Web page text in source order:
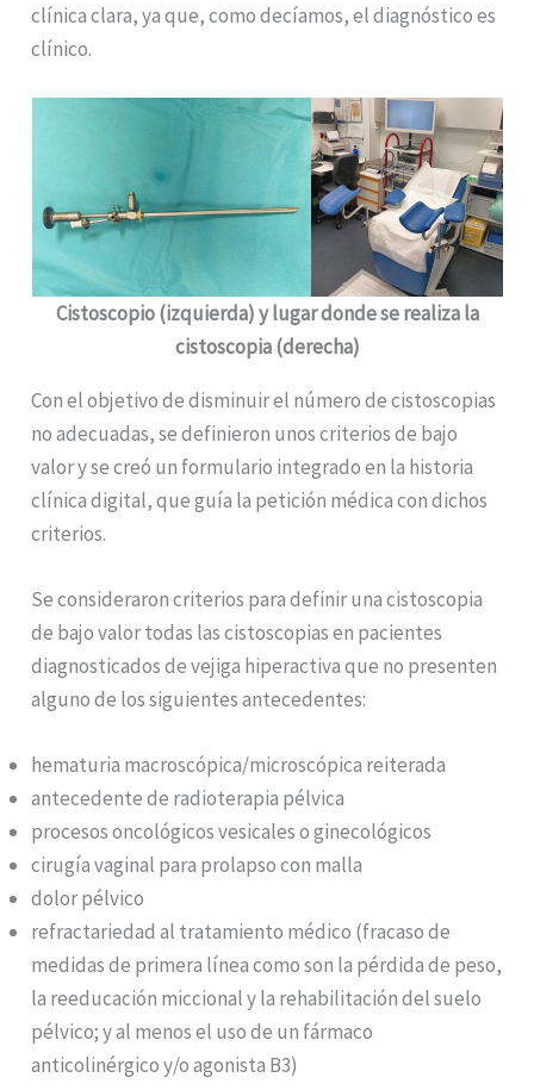
clínica clara, ya que, como decíamos, el diagnóstico es
clínico.
Cistoscopio (izquierda) y lugar donde se realiza la
cistoscopia (derecha)
Con el objetivo de disminuir el número de cistoscopias
no adecuadas, se definieron unos criterios de bajo
valor y se creó un formulario integrado en la historia
clínica digital, que guía la petición médica con dichos
criterios.
Se consideraron criterios para definir una cistoscopia
de bajo valor todas las cistoscopias en pacientes
diagnosticados de vejiga hiperactiva que no presenten
alguno de los siguientes antecedentes:
hematuria macroscópica/microscópica reiterada
antecedente de radioterapia pélvica
procesos oncológicos vesicales o ginecológicos
cirugía vaginal para prolapso con malla
dolor pélvico
refractariedad al tratamiento médico (fracaso de
medidas de primera línea como son la pérdida de peso,
la reeducación miccional y la rehabilitación del suelo
pélvico; y al menos el uso de un fármaco
anticolinérgico y/o agonista B3)